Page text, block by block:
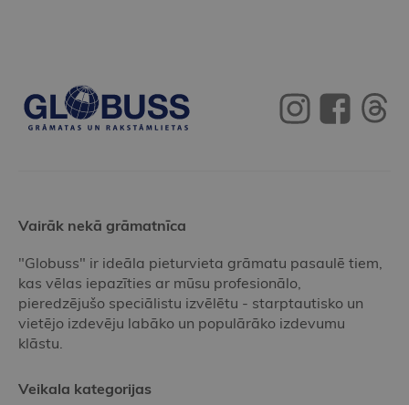
Vairāk nekā grāmatnīca
"Globuss" ir ideāla pieturvieta grāmatu pasaulē tiem,
kas vēlas iepazīties ar mūsu profesionālo,
pieredzējušo speciālistu izvēlētu - starptautisko un
vietējo izdevēju labāko un populārāko izdevumu
klāstu.
Veikala kategorijas